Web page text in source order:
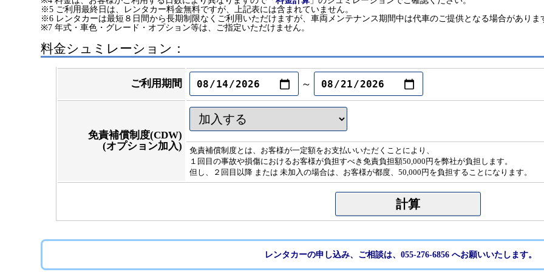
※5 ご利用最終日は、レンタカー料金無料ですが、上記表には含まれていません。
※6 レンタカーは最短８日間から長期制限なくご利用いただけますが、車両メンテナンス期間中は代車のご提供となる場合がありま
※7 年式・車色・グレード・オプション等は、ご指定いただけません。
料金シュミレーション：
ご利用期間 ～
免責補償制度(CDW)
(オプション加入)
免責補償制度とは、お客様が一定額をお支払いいただくことにより、
１回目の事故や損傷におけるお客様が負担すべき免責負担額50,000円を弊社が負担します。
但し、２回目以降 または 未加入の場合は、お客様が都度、50,000円を負担することになります。
レンタカーの申し込み、ご相談は、055-276-6856 へお願いいたします。